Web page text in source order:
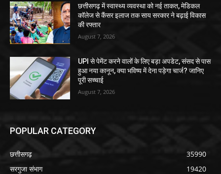
छत्तीसगढ़ में स्वास्थ्य व्यवस्था को नई ताकत, मेडिकल
कॉलेज से कैंसर इलाज तक साय सरकार ने बढ़ाई विकास
की रफ्तार
August 7, 2026
UPI से पेमेंट करने वालों के लिए बड़ा अपडेट, संसद से पास
हुआ नया कानून, क्या भविष्य में देना पड़ेगा चार्ज? जानिए
पूरी सच्चाई
August 7, 2026
POPULAR CATEGORY
छत्तीसगढ़
35990
सरगुजा संभाग
19420